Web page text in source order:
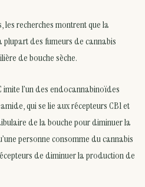
les recherches montrent que la
des fumeurs de cannabis
de bouche sèche.
l’un des endocannabinoïdes
qui se lie aux récepteurs CB1 et
de la bouche pour diminuer la
personne consomme du cannabis
de diminuer la production de